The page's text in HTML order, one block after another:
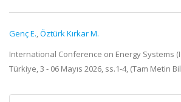
Genç E.,Öztürk Kırkar M.
International Conference on Energy Systems
Türkiye, 3 - 06 Mayıs 2026, ss.1-4, (Tam Metin